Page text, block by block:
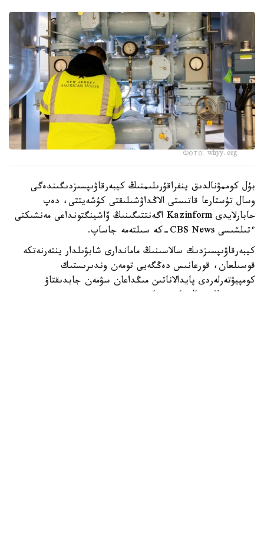
Фото: whyy.org
بۇل كوممۋنالدىق ينفراقۇرىلىمنىڭ كيبەرقاۋىپسىزدىگىندەگى
وسال تۇستارعا قاتىستى الاڭداۋشىلىقتى كۇشەيتتى، دەپ
حابارلايدى Kazinform اگەنتتىگىنىڭ ۆاشينگتونداعى مەنشىكتى
ءتىلشىسى CBS News-كە سىلتەمە جاساپ.
كيبەرقاۋىپسىزدىك سالاسىنىڭ ماماندارى شابۋىلدار ينتەرنەتكە
قوسىلعان، قورعانىس دەڭگەيى تومەن وندىرىستىك
كومپيۋتەرلەردى پايدالاناتىن مىڭداعان سۋمەن جابدىقتاۋ